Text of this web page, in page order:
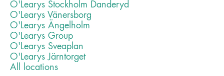
O'Learys Stockholm Danderyd
O'Learys Vänersborg
O'Learys Ängelholm
O'Learys Group
O'Learys Sveaplan
O'Learys Järntorget
All locations